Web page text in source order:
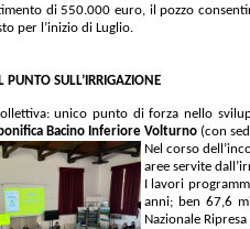
di 550.000 euro, il pozzo
per l’inizio di Luglio.
PUNTO SULL’IRRIGAZIONE
unico punto di forza nello
Bacino Inferiore Volturno (con
Nel corso
aree servite
I lavori
anni; ben 67,6
Nazionale